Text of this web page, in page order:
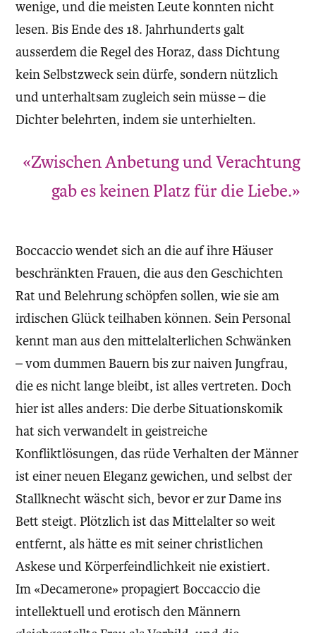
wenige, und die meisten Leute konnten nicht
lesen. Bis Ende des 18. Jahrhunderts galt
ausserdem die Regel des Horaz, dass Dichtung
kein Selbstzweck sein dürfe, sondern nützlich
und unterhaltsam zugleich sein müsse – die
Dichter belehrten, indem sie unterhielten.
«Zwischen Anbetung und Verachtung
gab es keinen Platz für die Liebe.»
Boccaccio wendet sich an die auf ihre Häuser
beschränkten Frauen, die aus den Geschichten
Rat und Belehrung schöpfen sollen, wie sie am
irdischen Glück teilhaben können. Sein Personal
kennt man aus den mittelalterlichen Schwänken
– vom dummen Bauern bis zur naiven Jungfrau,
die es nicht lange bleibt, ist alles vertreten. Doch
hier ist alles anders: Die derbe Situationskomik
hat sich verwandelt in geistreiche
Konfliktlösungen, das rüde Verhalten der Männer
ist einer neuen Eleganz gewichen, und selbst der
Stallknecht wäscht sich, bevor er zur Dame ins
Bett steigt. Plötzlich ist das Mittelalter so weit
entfernt, als hätte es mit seiner christlichen
Askese und Körperfeindlichkeit nie existiert.
Im «Decamerone» propagiert Boccaccio die
intellektuell und erotisch den Männern